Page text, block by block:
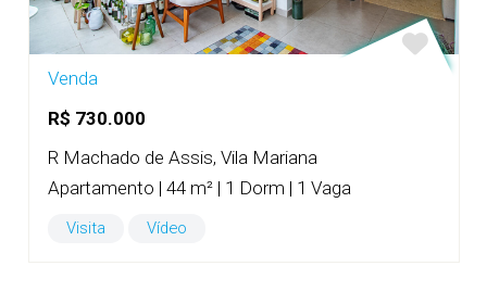
Venda
R$ 730.000
R Machado de Assis, Vila Mariana
Apartamento | 44 m² | 1 Dorm | 1 Vaga
Visita Vídeo